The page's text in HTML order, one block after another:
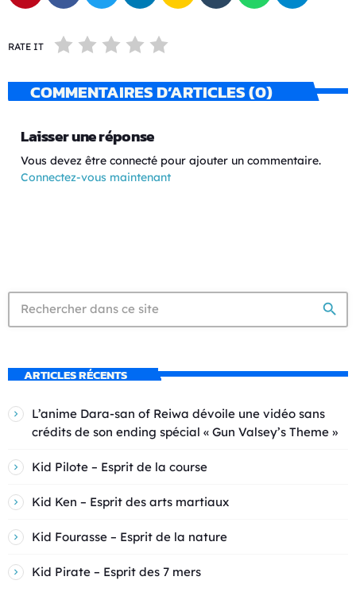
RATE IT
COMMENTAIRES D’ARTICLES (0)
Laisser une réponse
Vous devez être connecté pour ajouter un commentaire.
Connectez-vous maintenant
search
ARTICLES RÉCENTS
L’anime Dara-san of Reiwa dévoile une vidéo sans
crédits de son ending spécial « Gun Valsey’s Theme »
Kid Pilote – Esprit de la course
Kid Ken – Esprit des arts martiaux
Kid Fourasse – Esprit de la nature
Kid Pirate – Esprit des 7 mers